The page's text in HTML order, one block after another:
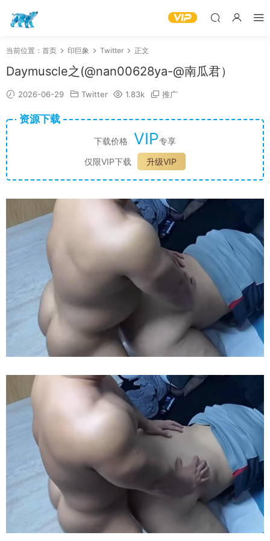
当前位置： 首页 印巨象 Twitter 正文
Daymuscle之(@nan00628ya-@南瓜君）
2026-06-29 Twitter 1.83k 推广
资源下载
下载价格 VIP专享
仅限VIP下载
升级VIP